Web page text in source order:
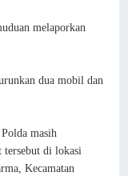
melaporkan
dua mobil dan
masih
tersebut di lokasi
Kecamatan